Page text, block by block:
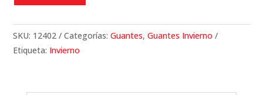
SKU: 12402 Categorías:Guantes,Guantes Invierno
Etiqueta: Invierno